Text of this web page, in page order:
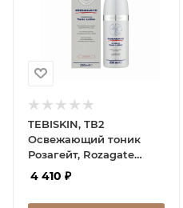
TEBISKIN, ТВ2
Освежающий тоник
Розагейт, Rozagate
Refreshing Tonic
4 410 ₽